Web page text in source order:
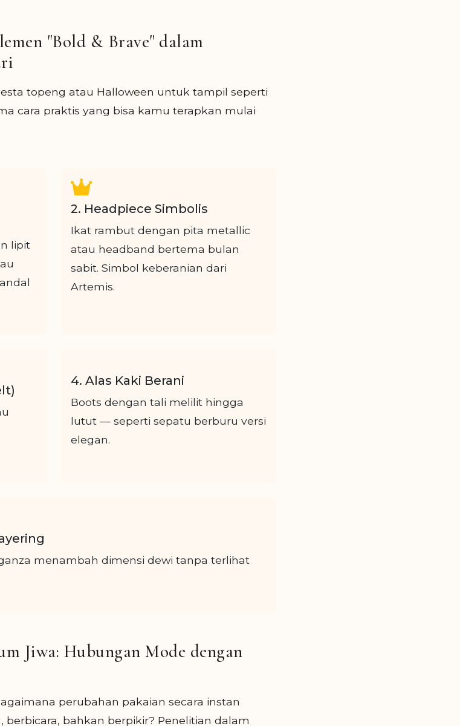
"Bold & Brave" dalam
topeng atau Halloween untuk tampil seperti
cara praktis yang bisa kamu terapkan mulai
lipit
2. Headpiece Simbolis
Ikat rambut dengan pita metallic
atau headband bertema bulan
sabit. Simbol keberanian dari
Artemis.
4. Alas Kaki Berani
Boots dengan tali melilit hingga
lutut — seperti sepatu berburu versi
elegan.
menambah dimensi dewi tanpa terlihat
Jiwa: Hubungan Mode dengan
perubahan pakaian secara instan
bahkan berpikir? Penelitian dalam